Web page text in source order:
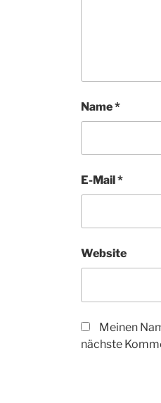
Name*
E-Mail*
Website
Meinen
nächste